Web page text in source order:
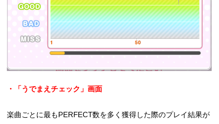
・「うでまえチェック」画面
楽曲ごとに最もPERFECT数を多く獲得した際のプレイ結果が